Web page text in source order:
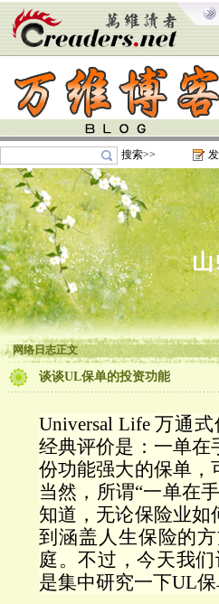
搜索>>
网络日志正文
谈谈UL保单的投资功能
Universal Life万通
经典评价是：一单在
份功能强大的保单，
当然，所谓“一单在
知道，无论保险业
到涵盖人生保险的
庭。不过，今天我
是集中研究一下UL保